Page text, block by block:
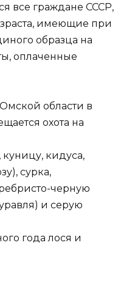
все граждане СССР,
имеющие при
образца на
оплаченные
области в
охота на
куницу, кидуса,
сурка,
черную
и серую
года лося и